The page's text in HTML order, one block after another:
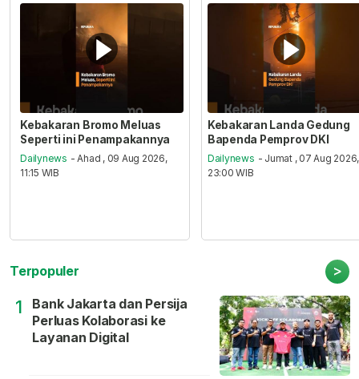
Kebakaran Bromo Meluas
Seperti ini Penampakannya
Dailynews - Ahad , 09 Aug 2026,
11:15 WIB
Kebakaran Landa Gedung
Bapenda Pemprov DKI
Dailynews - Jumat , 07 Aug 2026,
23:00 WIB
Terpopuler >
1
Bank Jakarta dan Persija
Perluas Kolaborasi ke
Layanan Digital